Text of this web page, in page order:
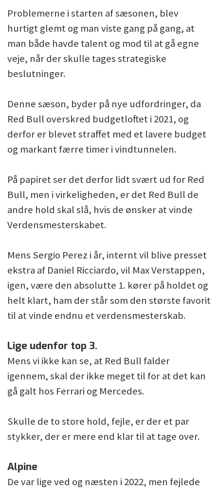
Problemerne i starten af sæsonen, blev
hurtigt glemt og man viste gang på gang, at
man både havde talent og mod til at gå egne
veje, når der skulle tages strategiske
beslutninger.
Denne sæson, byder på nye udfordringer, da
Red Bull overskred budgetloftet i 2021, og
derfor er blevet straffet med et lavere budget
og markant færre timer i vindtunnelen.
På papiret ser det derfor lidt svært ud for Red
Bull, men i virkeligheden, er det Red Bull de
andre hold skal slå, hvis de ønsker at vinde
Verdensmesterskabet.
Mens Sergio Perez i år, internt vil blive presset
ekstra af Daniel Ricciardo, vil Max Verstappen,
igen, være den absolutte 1. kører på holdet og
helt klart, ham der står som den største favorit
til at vinde endnu et verdensmesterskab.
Lige udenfor top 3.
Mens vi ikke kan se, at Red Bull falder
igennem, skal der ikke meget til for at det kan
gå galt hos Ferrari og Mercedes.
Skulle de to store hold, fejle, er der et par
stykker, der er mere end klar til at tage over.
Alpine
De var lige ved og næsten i 2022, men fejlede